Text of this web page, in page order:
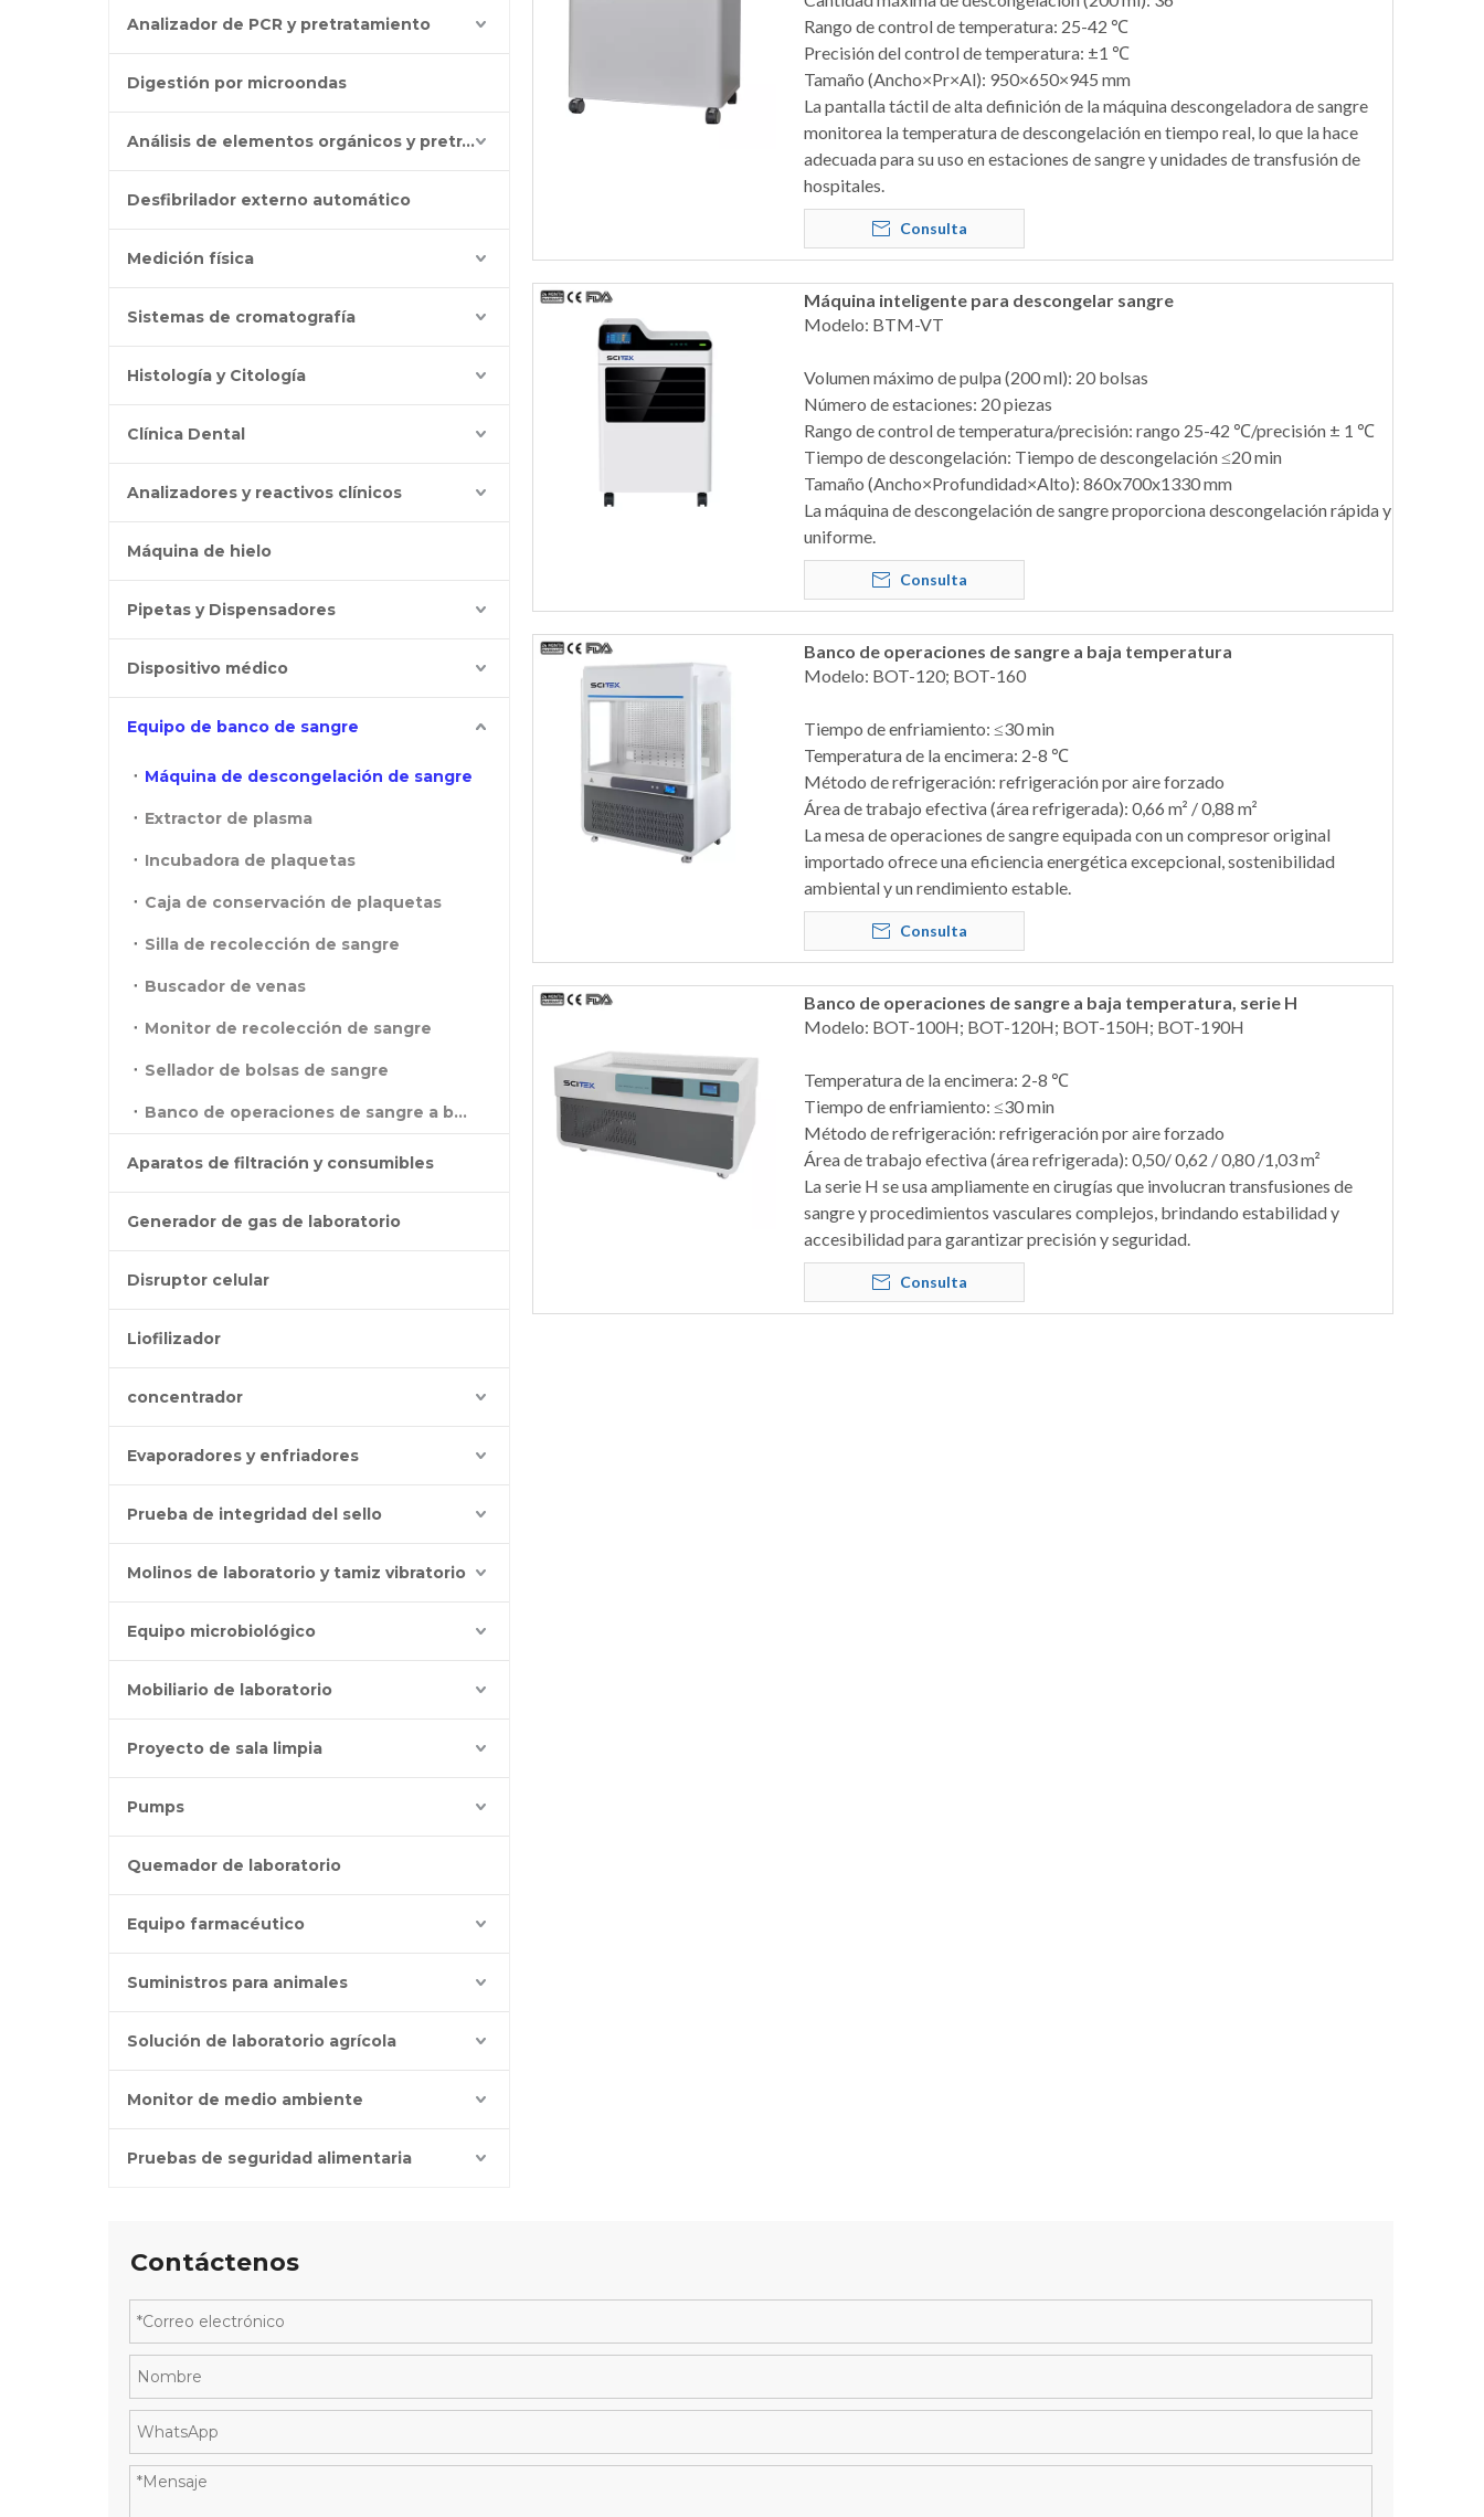
Analizador de PCR y pretratamiento
Digestión por microondas
Análisis de elementos orgánicos y pretratamiento
Desfibrilador externo automático
Medición física
Sistemas de cromatografía
Histología y Citología
Clínica Dental
Analizadores y reactivos clínicos
Máquina de hielo
Pipetas y Dispensadores
Dispositivo médico
Equipo de banco de sangre
Máquina de descongelación de sangre
Extractor de plasma
Incubadora de plaquetas
Caja de conservación de plaquetas
Silla de recolección de sangre
Buscador de venas
Monitor de recolección de sangre
Sellador de bolsas de sangre
Banco de operaciones de sangre a baja temperatura
Aparatos de filtración y consumibles
Generador de gas de laboratorio
Disruptor celular
Liofilizador
concentrador
Evaporadores y enfriadores
Prueba de integridad del sello
Molinos de laboratorio y tamiz vibratorio
Equipo microbiológico
Mobiliario de laboratorio
Proyecto de sala limpia
Pumps
Quemador de laboratorio
Equipo farmacéutico
Suministros para animales
Solución de laboratorio agrícola
Monitor de medio ambiente
Pruebas de seguridad alimentaria
Rango de control de temperatura: 25-42 ℃
Precisión del control de temperatura: ±1 ℃
Tamaño (Ancho×Pr×Al): 950×650×945 mm
La pantalla táctil de alta definición de la máquina descongeladora de sangre
monitorea la temperatura de descongelación en tiempo real, lo que la hace
adecuada para su uso en estaciones de sangre y unidades de transfusión de
hospitales.
Consulta
Máquina inteligente para descongelar sangre
Modelo: BTM-VT
Volumen máximo de pulpa (200 ml): 20 bolsas
Número de estaciones: 20 piezas
Rango de control de temperatura/precisión: rango 25-42 ℃/precisión ± 1 ℃
Tiempo de descongelación: Tiempo de descongelación ≤20 min
Tamaño (Ancho×Profundidad×Alto): 860x700x1330 mm
La máquina de descongelación de sangre proporciona descongelación rápida y
uniforme.
Consulta
Banco de operaciones de sangre a baja temperatura
Modelo: BOT-120; BOT-160
Tiempo de enfriamiento: ≤30 min
Temperatura de la encimera: 2-8 ℃
Método de refrigeración: refrigeración por aire forzado
Área de trabajo efectiva (área refrigerada): 0,66 m² / 0,88 m²
La mesa de operaciones de sangre equipada con un compresor original
importado ofrece una eficiencia energética excepcional, sostenibilidad
ambiental y un rendimiento estable.
Consulta
Banco de operaciones de sangre a baja temperatura, serie H
Modelo: BOT-100H; BOT-120H; BOT-150H; BOT-190H
Temperatura de la encimera: 2-8 ℃
Tiempo de enfriamiento: ≤30 min
Método de refrigeración: refrigeración por aire forzado
Área de trabajo efectiva (área refrigerada): 0,50/ 0,62 / 0,80 /1,03 m²
La serie H se usa ampliamente en cirugías que involucran transfusiones de
sangre y procedimientos vasculares complejos, brindando estabilidad y
accesibilidad para garantizar precisión y seguridad.
Consulta
Contáctenos